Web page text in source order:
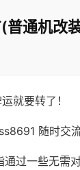
普通机改
就要转了！
随时交流
过一些无需